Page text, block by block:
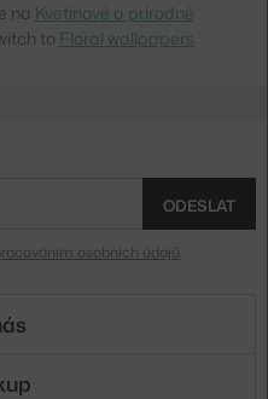
na Kvetinové a prírodné
to Floral wallpapers
ODESLAT
osobních údajů